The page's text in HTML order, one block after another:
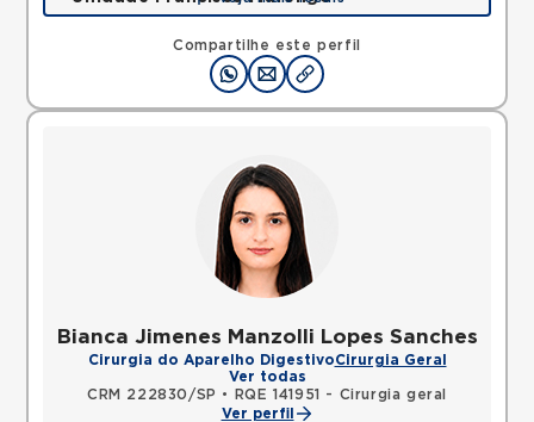
Compartilhe este perfil
Rua Francisco Marengo, Tatuape, Sao Paulo, SP,
Mapa
Bianca Jimenes Manzolli Lopes Sanches
Cirurgia do Aparelho DigestivoCirurgia Geral
Ver todas
CRM 222830/SP •
RQE 141951 - Cirurgia geral
Ver perfil